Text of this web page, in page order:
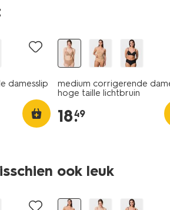
damesslip
medium corrigerende
hoge taille lichtbruin
18.
49
ook leuk